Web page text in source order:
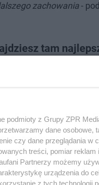
zachowania-
tam
podmioty z Grupy ZPR
dane osobowe,
czy dane przeglądania w
treści, pomiar reklam
Partnerzy możemy
urządzenia do
z tych technologii